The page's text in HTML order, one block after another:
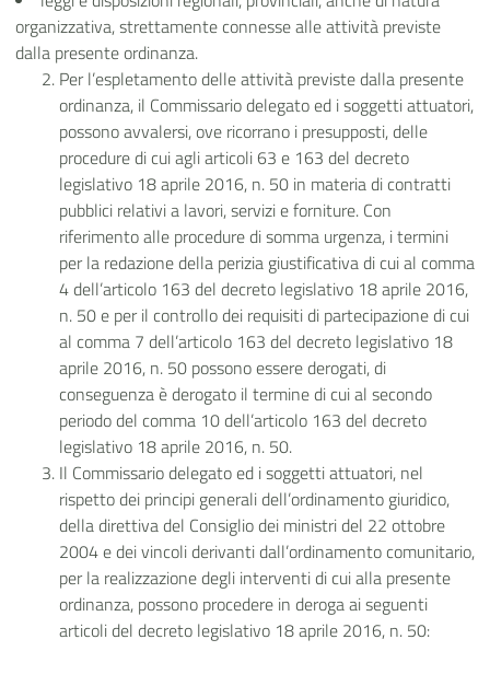
organizzativa, strettamente connesse alle attività previste
dalla presente ordinanza.
Per l’espletamento delle attività previste dalla presente
ordinanza, il Commissario delegato ed i soggetti attuatori,
possono avvalersi, ove ricorrano i presupposti, delle
procedure di cui agli articoli 63 e 163 del decreto
legislativo 18 aprile 2016, n. 50 in materia di contratti
pubblici relativi a lavori, servizi e forniture. Con
riferimento alle procedure di somma urgenza, i termini
per la redazione della perizia giustificativa di cui al comma
4 dell’articolo 163 del decreto legislativo 18 aprile 2016,
n. 50 e per il controllo dei requisiti di partecipazione di cui
al comma 7 dell’articolo 163 del decreto legislativo 18
aprile 2016, n. 50 possono essere derogati, di
conseguenza è derogato il termine di cui al secondo
periodo del comma 10 dell’articolo 163 del decreto
legislativo 18 aprile 2016, n. 50.
Il Commissario delegato ed i soggetti attuatori, nel
rispetto dei principi generali dell’ordinamento giuridico,
della direttiva del Consiglio dei ministri del 22 ottobre
2004 e dei vincoli derivanti dall’ordinamento comunitario,
per la realizzazione degli interventi di cui alla presente
ordinanza, possono procedere in deroga ai seguenti
articoli del decreto legislativo 18 aprile 2016, n. 50: